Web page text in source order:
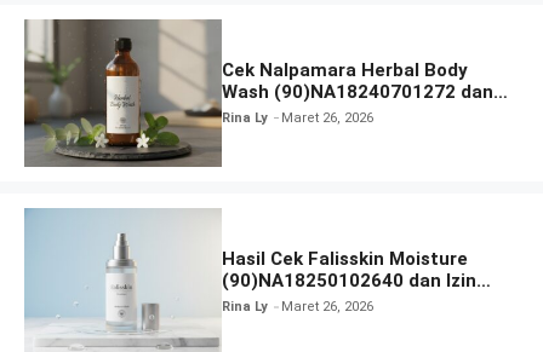
Cek Nalpamara Herbal Body
Wash (90)NA18240701272 dan
Izin Bpom
Rina Ly Maret 26, 2026
Hasil Cek Falisskin Moisture
(90)NA18250102640 dan Izin
BPOM
Rina Ly Maret 26, 2026